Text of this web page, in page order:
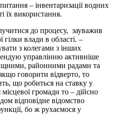
– інвентаризації водних
їх використання.
до процесу, ­ зауважив
влади в області. –
з колегами з інших
управлінню активніше
районними радами та
говорити відверто, то
що робиться на ставку у
громади то – дійсно
відповідне відомство
бо ж рухаємося у